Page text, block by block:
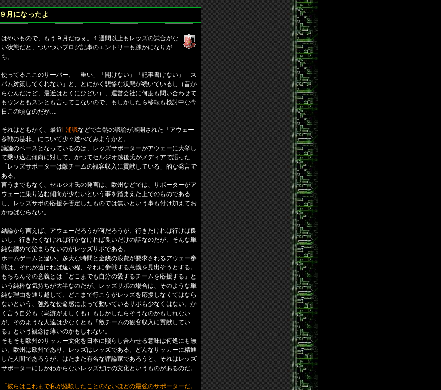
９月になったよ
はやいもので、もう９月だねぇ。１週間以上もレッズの試合がな
い状態だと、ついついブログ記事のエントリーも疎かになりが
ち。
使ってるここのサーバー、「重い」「開けない」「記事書けない」「ス
パム対策してくれない」と、とにかく悲惨な状態が続いているし（昔か
らなんだけど、最近はとくにひどい）、運営会社に何度も問い合わせて
もウンともスンとも言ってこないので、もしかしたら移転も検討中な今
日この頃なのだが…
それはともかく、最近i-浦議などで白熱の議論が展開された「アウェー
参戦の是非」について少々述べてみようかと。
議論のベースとなっているのは、レッズサポーターがアウェーに大挙し
て乗り込む傾向に対して、かつてセルジオ越後氏がメディアで語った
「レッズサポーターは敵チームの観客収入に貢献している」的な発言で
ある。
言うまでもなく、セルジオ氏の発言は、欧州などでは、サポーターがア
ウェーに乗り込む傾向が少ないという事を踏まえた上でのものである
し、レッズサポの応援を否定したものでは無いという事も付け加えてお
かねばならない。
結論から言えば、アウェーだろうが何だろうが、行きたければ行けば良
いし、行きたくなければ行かなければ良いだけの話なのだが、そんな単
純な纏めで治まらないのがレッズサポである。
ホームゲームと違い、多大な時間と金銭の浪費が要求されるアウェー参
戦は、それが遠ければ遠い程、それに参戦する意義を見出そうとする。
もちろんその意義とは「どこまでも自分の愛するチームを応援する」と
いう純粋な気持ちが大半なのだが、レッズサポの場合は、そのような単
純な理由を通り越して、どこまで行こうがレッズを応援しなくてはなら
ないという、強烈な使命感によって動いているサポも少なくはない。か
く言う自分も（烏滸がましくも）もしかしたらそうなのかもしれない
が、そのような人達は少なくとも「敵チームの観客収入に貢献してい
る」という観念は薄いのかもしれない。
そもそも欧州のサッカー文化を日本に照らし合わせる意味は何処にも無
い。欧州は欧州であり、レッズはレッズである。どんなサッカーに精通
した人間であろうが、はたまた有名な評論家であろうと、それはレッズ
サポーターにしかわからないレッズだけの文化というものがあるのだ。
「彼らはこれまで私が経験したことのないほどの最強のサポーターだ。